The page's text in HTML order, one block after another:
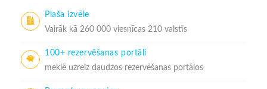
Plaša izvēle
Vairāk kā 260 000 viesnīcas 210 valstīs
100+ rezervēšanas portāli
meklē uzreiz daudzos rezervēšanas portālos